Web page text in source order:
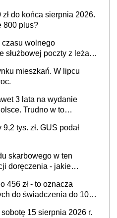
do końca sierpnia 2026.
800 plus?
wolnego
służbowej poczty z leżaka
pracownika
mieszkań. W lipcu
3 lata na wydanie
Trudno w to
tys. zł. GUS podał
skarbowego w ten
doręczenia - jakie
456 zł - to oznacza
do świadczenia do 1000
15 sierpnia 2026 r.